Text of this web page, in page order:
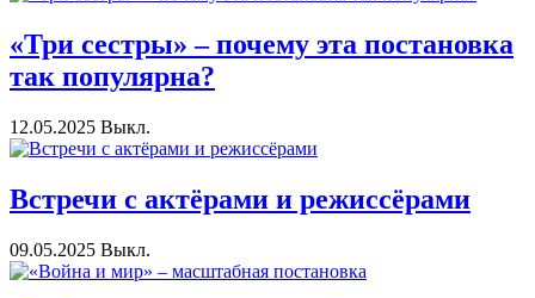
«Три сестры» – почему эта постановка
так популярна?
12.05.2025 Выкл.
Встречи с актёрами и режиссёрами
09.05.2025 Выкл.